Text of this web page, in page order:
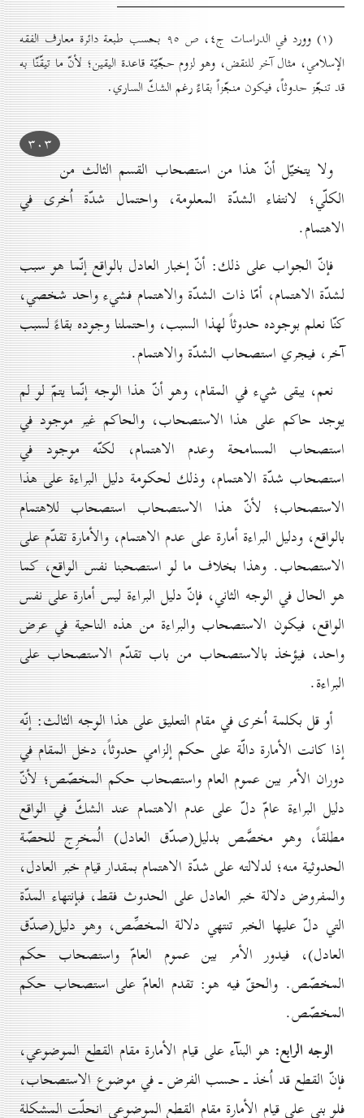
(۱) وورد في الدراسات ج٤، ص ۹٥ بحسب طبعة دائرة معارف الفقه
الإسلامي، مثال آخر للنقض، وهو لزوم حجّيّة قاعدة اليقين؛ لأنّ ما تيقّنّا به
قد تنجّز حدوثاً، فيكون منجّزاً بقاءً رغم الشكّ الساري.
۳٠۳
ولا يتخيّل أنّ هذا من استصحاب القسم الثالث من
الكلّي؛ لانتفاء الشدّة المعلومة، واحتمال شدّة اُخرى في
الاهتمام.
فإنّ الجواب على ذلك: أنّ إخبار العادل بالواقع إنّما هو سبب
لشدّة الاهتمام، أمّا ذات الشدّة والاهتمام فشيء واحد شخصي،
كنّا نعلم بوجوده حدوثاً لهذا السبب، واحتملنا وجوده بقاءً لسبب
آخر، فيجري استصحاب الشدّة والاهتمام.
نعم، يبقى شيء في المقام، وهو أنّ هذا الوجه إنّما يتمّ لو لم
يوجد حاكم على هذا الاستصحاب، والحاكم غير موجود في
استصحاب المسامحة وعدم الاهتمام، لكنّه موجود في
استصحاب شدّة الاهتمام، وذلك لحكومة دليل البراءة على هذا
الاستصحاب؛ لأنّ هذا الاستصحاب استصحاب للاهتمام
بالواقع، ودليل البراءة أمارة على عدم الاهتمام، والأمارة تقدّم على
الاستصحاب. وهذا بخلاف ما لو استصحبنا نفس الواقع، كما
هو الحال في الوجه الثاني، فإنّ دليل البراءة ليس أمارة على نفس
الواقع، فيكون الاستصحاب والبراءة من هذه الناحية في عرض
واحد، فيؤخذ بالاستصحاب من باب تقدّم الاستصحاب على
البراءة.
أو قل بكلمة اُخرى في مقام التعليق على هذا الوجه الثالث: إنّه
إذا كانت الأمارة دالّة على حكم إلزامي حدوثاً، دخل المقام في
دوران الأمر بين عموم العام واستصحاب حكم المخصّص؛ لأنّ
دليل البراءة عامّ دلّ على عدم الاهتمام عند الشكّ في الواقع
مطلقاً، وهو مخصَّص بدليل(صدّق العادل) الُمخرِج للحصّة
الحدوثية منه؛ لدلالته على شدّة الاهتمام بمقدار قيام خبر العادل،
والمفروض دلالة خبر العادل على الحدوث فقط، فبإنتهاء المدّة
التي دلّ عليها الخبر تنتهي دلالة المخصِّص، وهو دليل(صدّق
العادل)، فيدور الأمر بين عموم العامّ واستصحاب حكم
المخصّص. والحقّ فيه هو: تقدم العامّ على استصحاب حكم
المخصّص.
الوجه الرابع: هو البنآء على قيام الأمارة مقام القطع الموضوعي،
فإنّ القطع قد اُخذ ـ حسب الفرض ـ في موضوع الاستصحاب،
فلو بني على قيام الأمارة مقام القطع الموضوعي انحلّت المشكلة